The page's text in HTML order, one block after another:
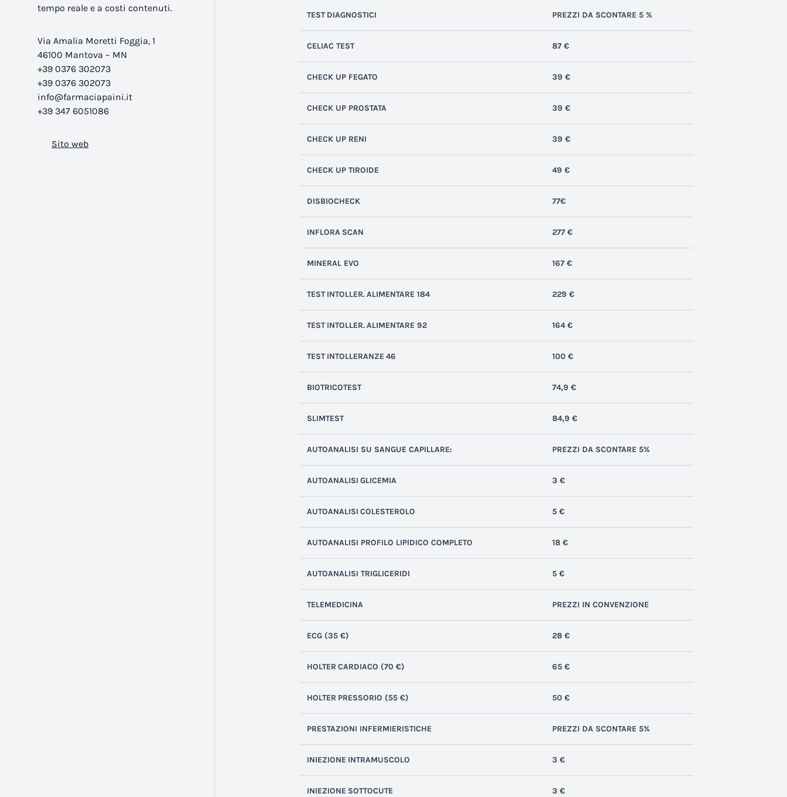
tempo reale e a costi contenuti.
Via Amalia Moretti Foggia, 1
46100 Mantova – MN
+39 0376 302073
+39 0376 302073
info@farmaciapaini.it
+39 347 6051086
Sito web
TEST DIAGNOSTICI PREZZI DA SCONTARE 5 %
CELIAC TEST 87 €
CHECK UP FEGATO 39 €
CHECK UP PROSTATA 39 €
CHECK UP RENI 39 €
CHECK UP TIROIDE 49 €
DISBIOCHECK 77€
INFLORA SCAN 277 €
MINERAL EVO 167 €
TEST INTOLLER.ALIMENTARE 184 229 €
TEST INTOLLER.ALIMENTARE 92 164 €
TEST INTOLLERANZE46 100 €
BIOTRICOTEST 74,9 €
SLIMTEST 84,9 €
AUTOANALISI SU SANGUE CAPILLARE: PREZZI DA SCONTARE 5%
AUTOANALISI GLICEMIA 3 €
AUTOANALISI COLESTEROLO 5 €
AUTOANALISI PROFILO LIPIDICO COMPLETO 18 €
AUTOANALISI TRIGLICERIDI 5 €
TELEMEDICINA PREZZI IN CONVENZIONE
ECG (35 €) 28 €
HOLTER CARDIACO (70 €) 65 €
HOLTER PRESSORIO (55 €) 50 €
PRESTAZIONI INFERMIERISTICHE PREZZI DA SCONTARE 5%
INIEZIONE INTRAMUSCOLO 3 €
INIEZIONE SOTTOCUTE 3 €